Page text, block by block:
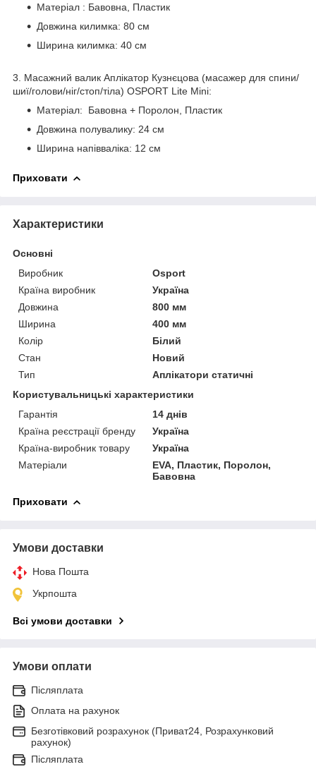
Матеріал : Бавовна, Пластик
Довжина килимка: 80 см
Ширина килимка: 40 см
3. Масажний валик Аплікатор Кузнєцова (масажер для спини/
шиї/голови/ніг/стоп/тіла) OSPORT Lite Mini:
Матеріал: Бавовна + Поролон, Пластик
Довжина полувалику: 24 см
Ширина напівваліка: 12 см
Приховати
Характеристики
Основні
Виробник
Osport
Країна виробник
Україна
Довжина
800 мм
Ширина
400 мм
Колір
Білий
Стан
Новий
Тип
Аплікатори статичні
Користувальницькі характеристики
Гарантія
14 днів
Країна реєстрації бренду
Україна
Країна-виробник товару
Україна
Матеріали
EVA, Пластик, Поролон,
Бавовна
Приховати
Умови доставки
Нова Пошта
Укрпошта
Всі умови доставки
Умови оплати
Післяплата
Оплата на рахунок
Безготівковий розрахунок (Приват24, Розрахунковий
рахунок)
Післяплата